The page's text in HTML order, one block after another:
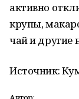
активно
крупы,
чай и другие
Источник: